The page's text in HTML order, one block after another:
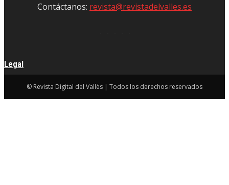
Contáctanos: revista@revistadelvalles.es
Legal
© Revista Digital del Vallès | Todos los derechos reservados